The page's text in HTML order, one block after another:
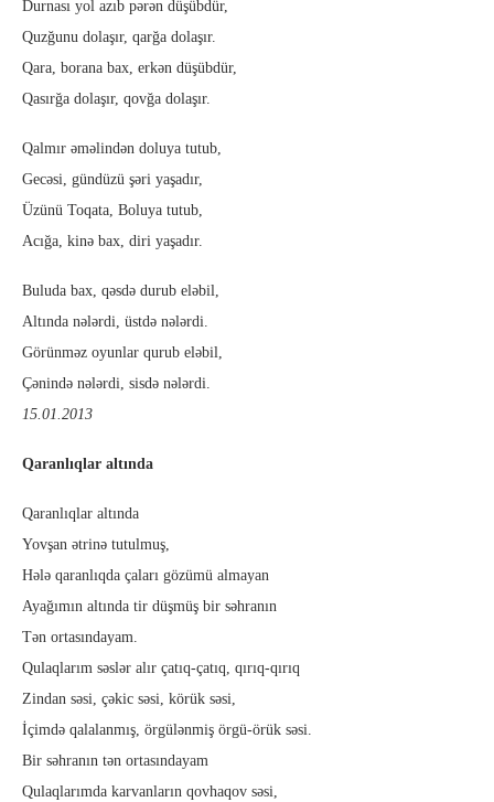
Durnası yol azıb pərən düşübdür,
Quzğunu dolaşır, qarğa dolaşır.
Qara, borana bax, erkən düşübdür,
Qasırğa dolaşır, qovğa dolaşır.
Qalmır əməlindən doluya tutub,
Gecəsi, gündüzü şəri yaşadır,
Üzünü Toqata, Boluya tutub,
Acığa, kinə bax, diri yaşadır.
Buluda bax, qəsdə durub eləbil,
Altında nələrdi, üstdə nələrdi.
Görünməz oyunlar qurub eləbil,
Çənində nələrdi, sisdə nələrdi.
15.01.2013
Qaranlıqlar altında
Qaranlıqlar altında
Yovşan ətrinə tutulmuş,
Hələ qaranlıqda çaları gözümü almayan
Ayağımın altında tir düşmüş bir səhranın
Tən ortasındayam.
Qulaqlarım səslər alır çatıq-çatıq, qırıq-qırıq
Zindan səsi, çəkic səsi, körük səsi,
İçimdə qalalanmış, örgülənmiş örgü-örük səsi.
Bir səhranın tən ortasındayam
Qulaqlarımda karvanların qovhaqov səsi,